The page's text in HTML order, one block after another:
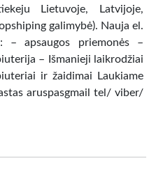
Lietuvoje, Latvijoje,
galimybė). Nauja el.
– apsaugos priemonės –
– Išmanieji laikrodžiai
ir žaidimai Laukiame
aruspasgmail tel/ viber/